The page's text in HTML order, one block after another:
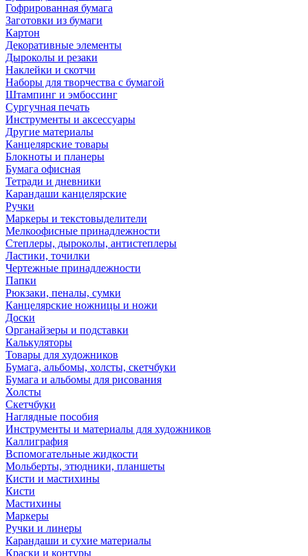
Гофрированная бумага
Заготовки из бумаги
Картон
Декоративные элементы
Дыроколы и резаки
Наклейки и скотчи
Наборы для творчества с бумагой
Штампинг и эмбоссинг
Сургучная печать
Инструменты и аксессуары
Другие материалы
Канцелярские товары
Блокноты и планеры
Бумага офисная
Тетради и дневники
Карандаши канцелярские
Ручки
Маркеры и текстовыделители
Мелкоофисные принадлежности
Степлеры, дыроколы, антистеплеры
Ластики, точилки
Чертежные принадлежности
Папки
Рюкзаки, пеналы, сумки
Канцелярские ножницы и ножи
Доски
Органайзеры и подставки
Калькуляторы
Товары для художников
Бумага, альбомы, холсты, скетчбуки
Бумага и альбомы для рисования
Холсты
Скетчбуки
Наглядные пособия
Инструменты и материалы для художников
Каллиграфия
Вспомогательные жидкости
Мольберты, этюдники, планшеты
Кисти и мастихины
Кисти
Мастихины
Маркеры
Ручки и линеры
Карандаши и сухие материалы
Краски и контуры